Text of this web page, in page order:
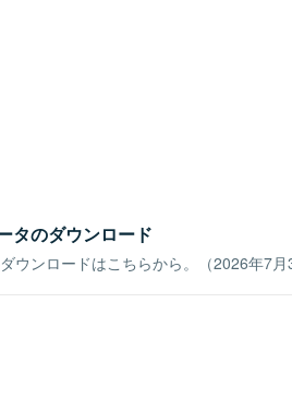
タのダウンロード
ウンロードはこちらから。（2026年7月